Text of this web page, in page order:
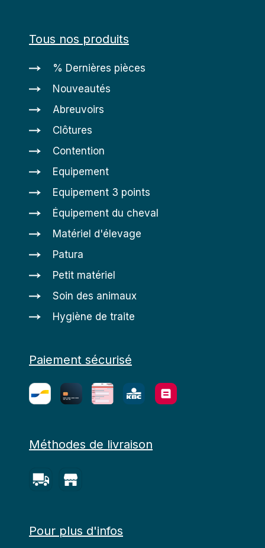
Tous nos produits
% Dernières pièces
Nouveautés
Abreuvoirs
Clôtures
Contention
Equipement
Equipement 3 points
Équipement du cheval
Matériel d'élevage
Patura
Petit matériel
Soin des animaux
Hygiène de traite
Paiement sécurisé
Méthodes de livraison
Pour plus d'infos